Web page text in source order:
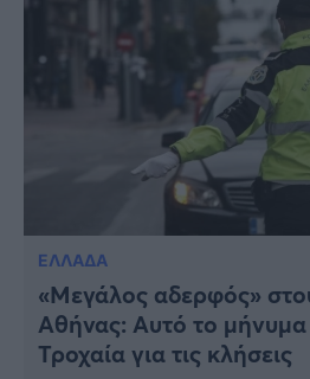
ΕΛΛΑΔΑ
«Μεγάλος αδερφός»
Αθήνας: Αυτό το μήνυμα
Τροχαία για τις κλήσεις